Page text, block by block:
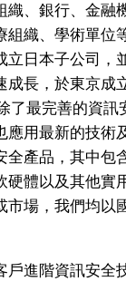
織、銀行、金融
組織、學術單位
立日本子公司，
成長，於東京成
了最完善的資訊
應用最新的技術
全產品，其中包
硬體以及其他實
市場，我們均以
戶進階資訊安全